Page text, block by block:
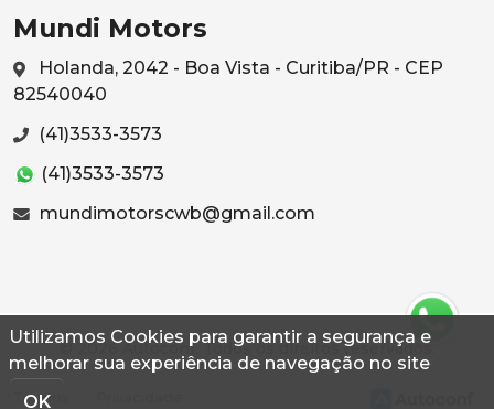
Utilizamos Cookies para garantir a segurança e
melhorar sua experiência de navegação no site
OK
Mundi Motors
Holanda, 2042 - Boa Vista - Curitiba/PR - CEP
82540040
(41)3533-3573
(41)3533-3573
mundimotorscwb@gmail.com
© 2026 Autoconf. Todos os direitos reservados.
Termos